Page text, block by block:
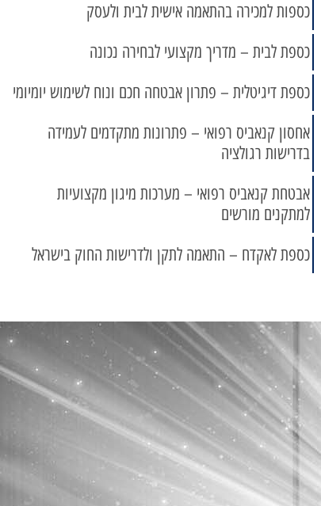
כספות למכירה בהתאמה אישית לבית ולעסק
כספת לבית – מדריך מקצועי לבחירה נכונה
כספת דיגיטלית – פתרון אבטחה חכם ונוח לשימוש יומיומי
אחסון קנאביס רפואי – פתרונות מתקדמים לעמידה
בדרישות רגולציה
אבטחת קנאביס רפואי – מערכות מיגון מקצועיות
למתקנים מורשים
כספת לאקדח – התאמה לתקן ולדרישות החוק בישראל